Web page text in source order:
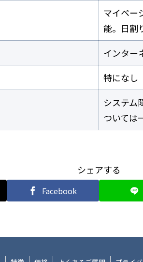
マイペー
能。日割
インター
特になし
システム
ついては
シェアする
Facebook